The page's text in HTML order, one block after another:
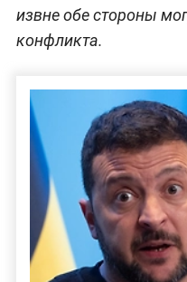
извне обе стороны
конфликта.